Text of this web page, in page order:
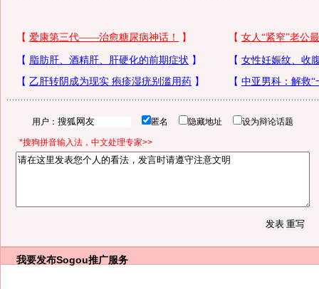
用户： 匿名 隐藏地址 设为辩论话题
*搜狗拼音输入法，中文处理专家>>
我要发布Sogou推广服务